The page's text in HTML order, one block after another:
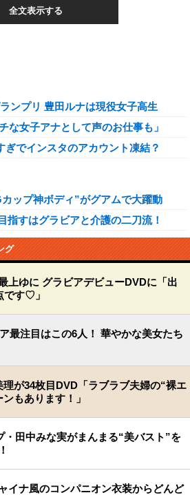
全文表示する
ンプリ 豊田ルナは現役女子高生
な女子アナとして声のお仕事も」
でインスタのアカウント凍結？
ップ神ボディ”がグアムで大躍動
指すはグラビアと介護の二刀流！
グ
上ゆに グラビアデビューDVDに「出
です♡」
最注目はこの6人！ 華やかな美女たち
が34枚目DVD「ラブラブ夫婦の“裸エ
もあります！」
・田中みな実がまんまる“美バスト”を
イナ風のコンパニオン衣装からどんど